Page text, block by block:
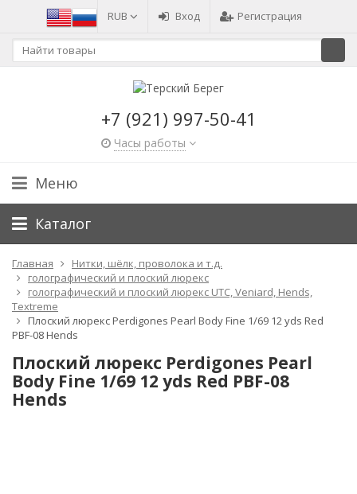
RUB Вход Регистрация
+7 (921) 997-50-41
Часы работы
Меню
Каталог
Главная
Нитки, шёлк, проволока и т.д.
голографический и плоский люрекс
голографический и плоский люрекс UTC, Veniard, Hends,
Textreme
Плоский люрекс Perdigones Pearl Body Fine 1/69 12 yds Red
PBF-08 Hends
Плоский люрекс Perdigones Pearl
Body Fine 1/69 12 yds Red PBF-08
Hends